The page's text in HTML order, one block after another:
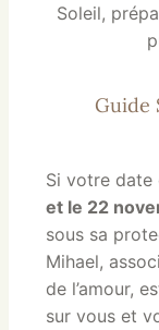
Soleil,
Guide
Si votre date
et le 22
sous sa
Mihael,
de l’amour,
sur vous et